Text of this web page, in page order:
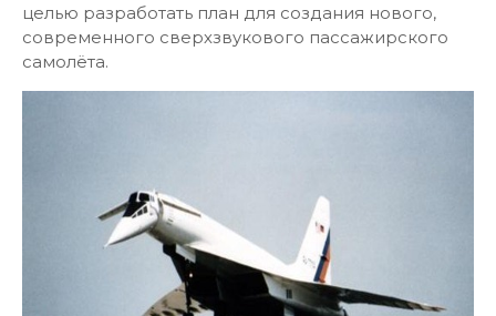
целью разработать план для создания нового,
современного сверхзвукового пассажирского
самолёта.